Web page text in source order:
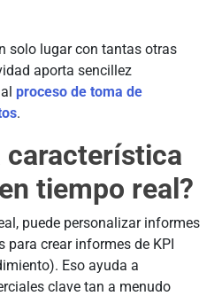
solo lugar con tantas otras
aporta sencillez
proceso de toma de
.
característica
tiempo real?
puede personalizar informes
crear informes de KPI
Eso ayuda a
clave tan a menudo